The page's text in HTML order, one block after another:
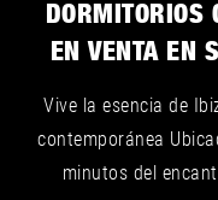
DORMITORIOS
EN VENTA EN
Vive la esencia de
contemporánea
minutos del